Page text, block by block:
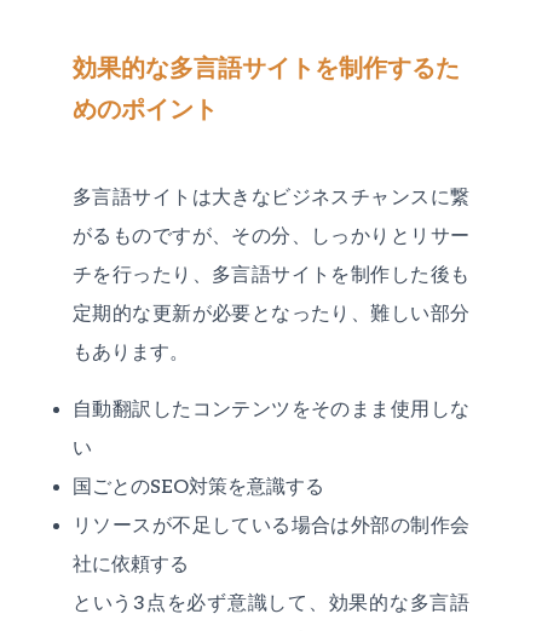
効果的な多言語サイトを制作するた
めのポイント
多言語サイトは大きなビジネスチャンスに繋
がるものですが、その分、しっかりとリサー
チを行ったり、多言語サイトを制作した後も
定期的な更新が必要となったり、難しい部分
もあります。
自動翻訳したコンテンツをそのまま使用しな
い
国ごとのSEO対策を意識する
リソースが不足している場合は外部の制作会
社に依頼する
という3点を必ず意識して、効果的な多言語